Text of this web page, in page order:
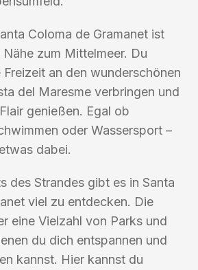
Coloma de Gramanet ist
zum Mittelmeer. Du
Freizeit an den wunderschönen
del Maresme verbringen und
genießen. Egal ob
oder Wassersport –
dabei.
des Strandes gibt es in Santa
viel zu entdecken. Die
eine Vielzahl von Parks und
du dich entspannen und
kannst. Hier kannst du